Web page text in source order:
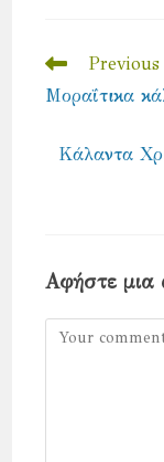
Read
more
articles
Previous
Μοραΐτικα
Κάλαντα
Αφήστε μια
Comment